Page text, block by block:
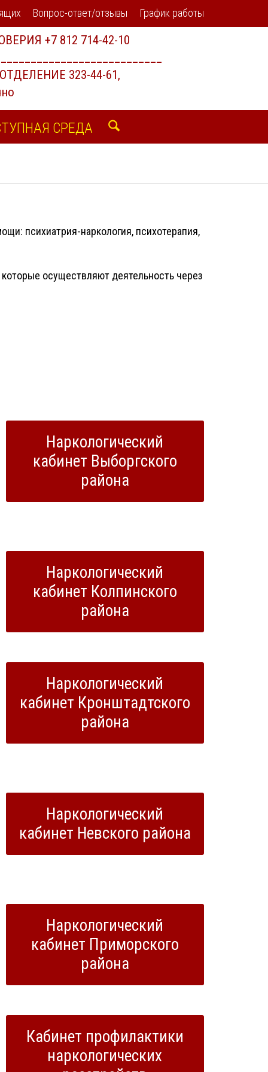
Вопрос-ответ/отзывы График работы
СРЕДА
психиатрия-наркология, психотерапия,
осуществляют деятельность через
Наркологический
кабинет Выборгского
района
Наркологический
кабинет Колпинского
района
Наркологический
кабинет Кронштадтского
района
Наркологический
кабинет Невского района
Наркологический
кабинет Приморского
района
Кабинет профилактики
наркологических